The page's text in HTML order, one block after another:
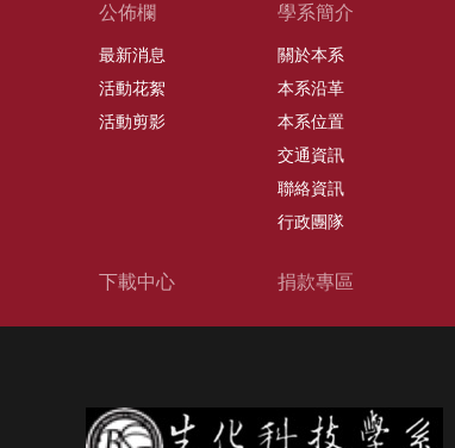
公佈欄
最新消息
活動花絮
活動剪影
學系簡介
關於本系
本系沿革
本系位置
交通資訊
聯絡資訊
行政團隊
下載中心 捐款專區